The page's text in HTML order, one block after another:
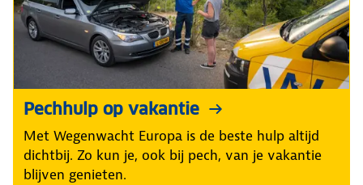
Pechhulp op vakantie
Met Wegenwacht Europa is de beste hulp altijd
dichtbij. Zo kun je, ook bij pech, van je vakantie
blijven genieten.